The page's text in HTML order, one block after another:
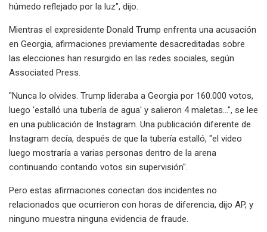
húmedo reflejado por la luz", dijo.
Mientras el expresidente Donald Trump enfrenta una acusación
en Georgia, afirmaciones previamente desacreditadas sobre
las elecciones han resurgido en las redes sociales, según
Associated Press.
"Nunca lo olvides. Trump lideraba a Georgia por 160.000 votos,
luego 'estalló una tubería de agua' y salieron 4 maletas...", se lee
en una publicación de Instagram. Una publicación diferente de
Instagram decía, después de que la tubería estalló, "el video
luego mostraría a varias personas dentro de la arena
continuando contando votos sin supervisión".
Pero estas afirmaciones conectan dos incidentes no
relacionados que ocurrieron con horas de diferencia, dijo AP, y
ninguno muestra ninguna evidencia de fraude.